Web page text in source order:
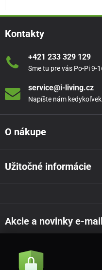
Kontakty
+421 233 329 129
Sme tu pre vás Po-Pi 9-
service@i-living.cz
Napíšte nám kedykoľvek
O nákupe
Užitočné informácie
Akcie a novinky e-